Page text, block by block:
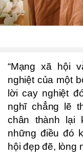
“Mạng xã hội
nghiệt của một
lời cay nghiệt
nghĩ chẳng lẽ
chân thành lại
những điều đó
hội đẹp đẽ, lòng